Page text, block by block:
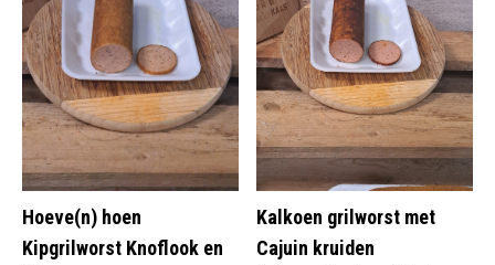
Hoeve(n) hoen
Kipgrilworst Knoflook en
Kalkoen grilworst met
Cajuin kruiden